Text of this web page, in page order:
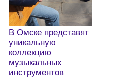
В Омске представят
уникальную
коллекцию
музыкальных
инструментов